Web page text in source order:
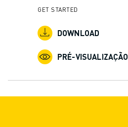
GET STARTED
DOWNLOAD
PRÉ-VISUALIZAÇÃO